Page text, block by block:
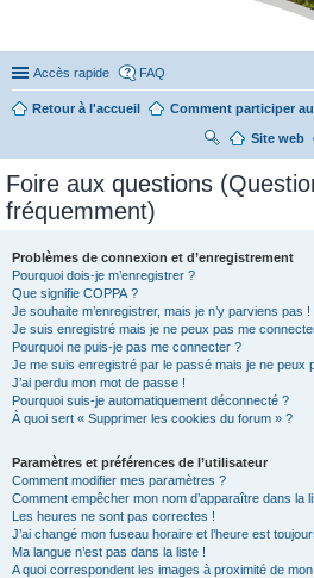
Stylevan - Vans
Accès rapide FAQ
Retour à l'accueil Comment participer
Site web
her
er
Foire aux questions
fréquemment)
Problèmes de connexion et d’enregistrement
Pourquoi dois-je m’enregistrer ?
Que signifie COPPA ?
Je souhaite m’enregistrer, mais je n’y parviens pas !
Je suis enregistré mais je ne peux pas me
Pourquoi ne puis-je pas me connecter ?
Je me suis enregistré par le passé mais je ne peux
J’ai perdu mon mot de passe !
Pourquoi suis-je automatiquement déconnecté ?
À quoi sert « Supprimer les cookies du forum » ?
Paramètres et préférences de l’utilisateur
Comment modifier mes paramètres ?
Comment empêcher mon nom d’apparaître dans la
Les heures ne sont pas correctes !
J’ai changé mon fuseau horaire et l’heure est
Ma langue n’est pas dans la liste !
A quoi correspondent les images à proximité de mon